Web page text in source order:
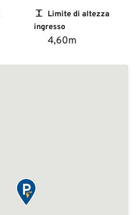
Limite di altezza
ingresso
4,60m